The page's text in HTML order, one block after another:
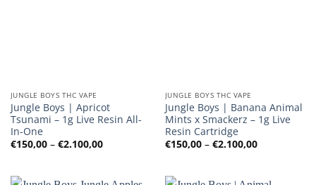
JUNGLE BOYS THC VAPE
Jungle Boys | Apricot
Tsunami – 1g Live Resin All-
In-One
€150,00 – €2.100,00Preisspanne:
JUNGLE BOYS THC VAPE
Jungle Boys | Banana Animal
Mints x Smackerz – 1g Live
Resin Cartridge
€150,00 – €2.100,00